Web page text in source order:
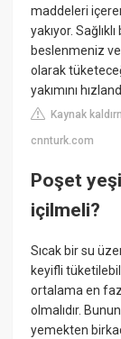
maddeleri
yakıyor.
beslenmeniz
olarak
yakımını
Kaynak
cnnturk.com
Poşet
içilmeli?
Sıcak bir su
keyifli
ortalama en
olmalıdır.
yemekten